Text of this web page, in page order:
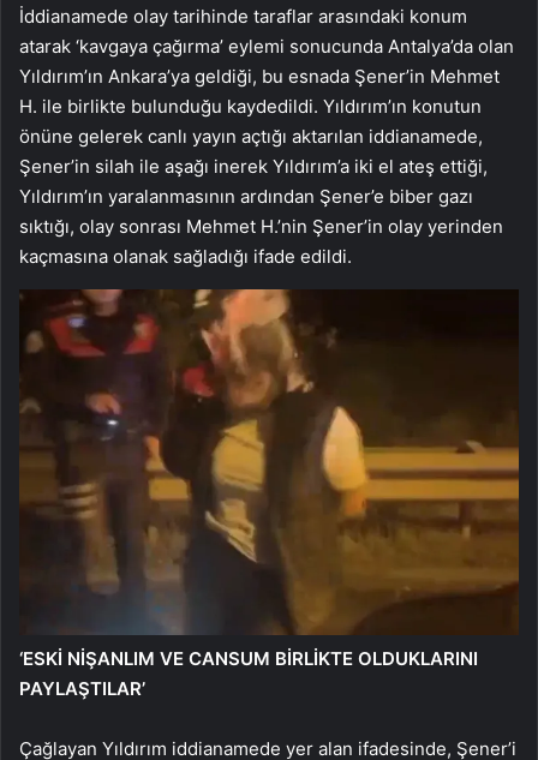
İddianamede olay tarihinde taraflar arasındaki konum
atarak ‘kavgaya çağırma’ eylemi sonucunda Antalya’da olan
Yıldırım’ın Ankara’ya geldiği, bu esnada Şener’in Mehmet
H. ile birlikte bulunduğu kaydedildi. Yıldırım’ın konutun
önüne gelerek canlı yayın açtığı aktarılan iddianamede,
Şener’in silah ile aşağı inerek Yıldırım’a iki el ateş ettiği,
Yıldırım’ın yaralanmasının ardından Şener’e biber gazı
sıktığı, olay sonrası Mehmet H.’nin Şener’in olay yerinden
kaçmasına olanak sağladığı ifade edildi.
‘ESKİ NİŞANLIM VE CANSUM BİRLİKTE OLDUKLARINI
PAYLAŞTILAR’
Çağlayan Yıldırım iddianamede yer alan ifadesinde, Şener’i